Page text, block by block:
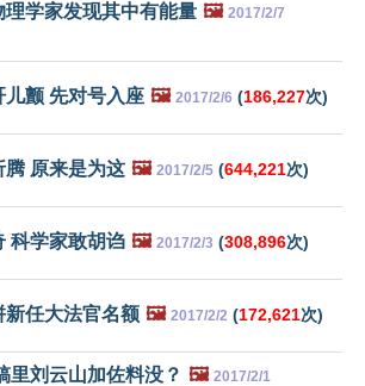
学家发现其中有能量 🖼️ 2017/2/7
儿颤 先对号入座 🖼️ 2017/2/6 (186,227次)
原来是为这 🖼️ 2017/2/5 (644,221次)
科学家敢胡诌 🖼️ 2017/2/3 (308,896次)
新任大法官名额 🖼️ 2017/2/2 (172,621次)
里刘云山加佐料没？ 🖼️ 2017/2/1